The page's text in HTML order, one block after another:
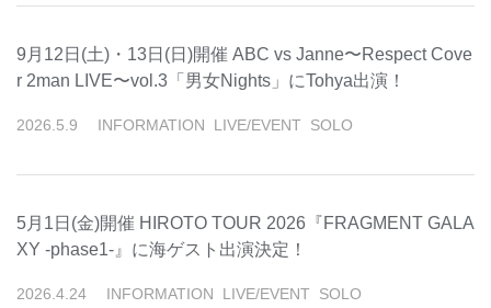
9月12日(土)・13日(日)開催 ABC vs Janne〜Respect Cove
r 2man LIVE〜vol.3「男女Nights」にTohya出演！
2026 5 9 INFORMATION LIVE/EVENT SOLO
5月1日(金)開催 HIROTO TOUR 2026『FRAGMENT GALA
XY -phase1-』に海ゲスト出演決定！
2026 4 24 INFORMATION LIVE/EVENT SOLO